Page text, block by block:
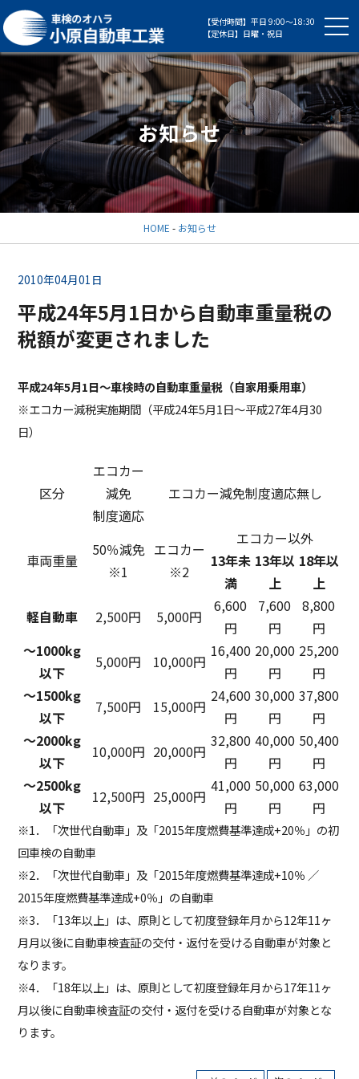
【受付時間】平日 9:00～18:30
【定休日】日曜・祝日
お知らせ
HOME - お知らせ
2010年04月01日
平成24年5月1日から自動車重量税の
税額が変更されました
平成24年5月1日～車検時の自動車重量税（自家用乗用車）
※エコカー減税実施期間（平成24年5月1日～平成27年4月30
日）
区分
エコカー
減免
制度適応
エコカー減免制度適応無し
車両重量
50％減免
※1
エコカー
※2
エコカー以外
13年未
満
13年以
上
18年以
上
軽自動車
2,500円 5,000円
6,600
円
7,600
円
8,800
円
～1000kg
以下
5,000円 10,000円
16,400
円
20,000
円
25,200
円
～1500kg
以下
7,500円 15,000円
24,600
円
30,000
円
37,800
円
～2000kg
以下
10,000円 20,000円
32,800
円
40,000
円
50,400
円
～2500kg
以下
12,500円 25,000円
41,000
円
50,000
円
63,000
円
※1．「次世代自動車」及「2015年度燃費基準達成+20％」の初
回車検の自動車
※2．「次世代自動車」及「2015年度燃費基準達成+10％ ／
2015年度燃費基準達成+0％」の自動車
※3．「13年以上」は、原則として初度登録年月から12年11ヶ
月月以後に自動車検査証の交付・返付を受ける自動車が対象と
なります。
※4．「18年以上」は、原則として初度登録年月から17年11ヶ
月以後に自動車検査証の交付・返付を受ける自動車が対象とな
ります。